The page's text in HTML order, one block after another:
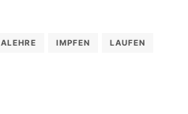
IMPFEN LAUFEN